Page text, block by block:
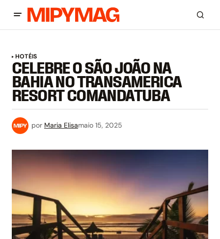
HOTÉIS
CELEBRE O SÃO JOÃO NA
BAHIA NO TRANSAMERICA
RESORT COMANDATUBA
por Maria Elisamaio 15, 2025